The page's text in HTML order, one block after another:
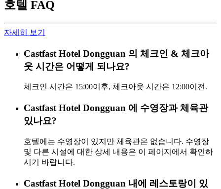
호텔 FAQ
자세히 보기
Castfast Hotel Dongguan 의 체크인 & 체크아
웃 시간은 어떻게 되나요?
체크인 시간은 15:00이후, 체크아웃 시간은 12:00이전.
Castfast Hotel Dongguan 에 수영장과 체육관
있나요?
호텔에는 수영장이 있지만 체육관은 없습니다. 수영장
및 다른 시설에 대한 상세 내용은 이 페이지에서 확인하
시기 바랍니다.
Castfast Hotel Dongguan 내에 레스토랑이 있